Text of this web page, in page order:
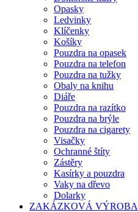
Opasky
Ledvinky
Klíčenky
Košíky
Pouzdra na opasek
Pouzdra na telefon
Pouzdra na tužky
Obaly na knihu
Diáře
Pouzdra na razítko
Pouzdra na brýle
Pouzdra na cigarety
Visačky
Ochranné štíty
Zástěry
Kasírky a pouzdra
Vaky na dřevo
Dolarky
ZAKÁZKOVÁ VÝROBA